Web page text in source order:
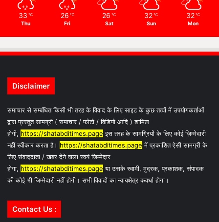
33 ℃
Thu
26 ℃
Fri
26 ℃
Sat
32 ℃
Sun
32 ℃
Mon
Disclaimer
समाचार से सम्बंधित किसी भी तरह के विवाद के लिए साइट के कुछ तत्वों में उपयोगकर्ताओं
द्वारा प्रस्तुत सामग्री ( समाचार / फोटो / विडियो आदि ) शामिल
होगी, https://shatabditimes.page इस तरह के सामग्रियों के लिए कोई ज़िम्मेदारी
नहीं स्वीकार करता है। https://shatabditimes.page में प्रकाशित ऐसी सामग्री के
लिए संवाददाता / खबर देने वाला स्वयं जिम्मेदार
होगा, https://shatabditimes.page या उसके स्वामी, मुद्रक, प्रकाशक, संपादक
की कोई भी जिम्मेदारी नहीं होगी। सभी विवादों का न्यायक्षेत्र कवर्धा होगा।
Contact Us :